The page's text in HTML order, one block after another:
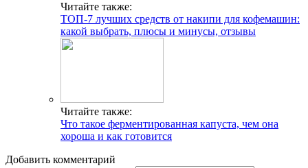
Читайте также:
ТОП-7 лучших средств от накипи для кофемашин:
какой выбрать, плюсы и минусы, отзывы
Читайте также:
Что такое ферментированная капуста, чем она
хороша и как готовится
Добавить комментарий